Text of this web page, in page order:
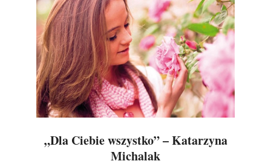
„Dla Ciebie wszystko” – Katarzyna
Michalak